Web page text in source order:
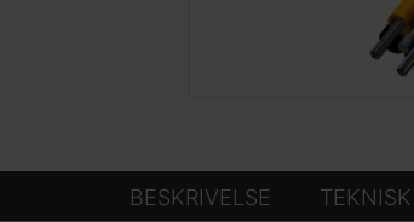
BESKRIVELSE